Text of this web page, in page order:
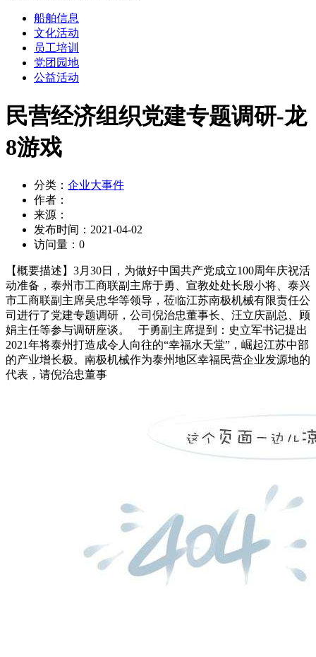
船舶信息
文化活动
员工培训
党团园地
公益活动
民营经济组织党建专题调研-龙
8游戏
分类： 企业大事件
作者：
来源：
发布时间： 2021-04-02
访问量： 0
【概要描述】 3月30日，为做好中国共产党成立100周年庆祝活
动准备，泰州市工商联副主席于勇、宣教处处长殷小将、泰兴
市工商联副主席吴忠华等领导，莅临江苏南极机械有限责任公
司进行了党建专题调研，公司倪治忠董事长、汪立庆副总、顾
娟主任等参与调研座谈。 于勇副主席提到：史立军书记提出
2021年将泰州打造成令人向往的“幸福水天堂”，崛起江苏中部
的产业增长极。南极机械作为泰州地区幸福民营企业发源地的
代表，请倪治忠董事